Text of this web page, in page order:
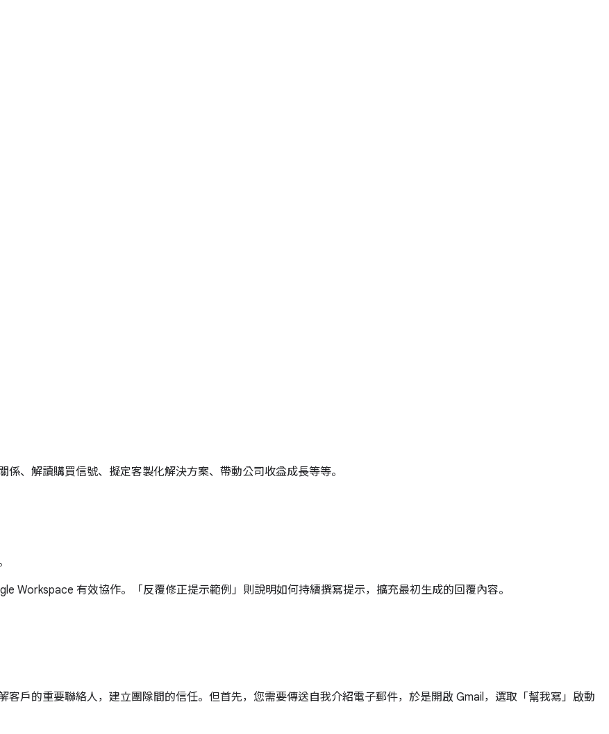
、解讀購買信號、擬定客製化解決方案、帶動公司收益成長等等。
Workspace 有效協作。「反覆修正提示範例」則說明如何持續撰寫提示，擴充最初生成的回覆內容。
戶的重要聯絡人，建立團隊間的信任。但首先，您需要傳送自我介紹電子郵件，於是開啟 Gmail，選取「幫我寫」啟動